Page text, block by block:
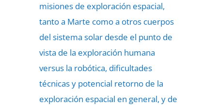
misiones de exploración espacial,
tanto a Marte como a otros cuerpos
del sistema solar desde el punto de
vista de la exploración humana
versus la robótica, dificultades
técnicas y potencial retorno de la
exploración espacial en general, y de